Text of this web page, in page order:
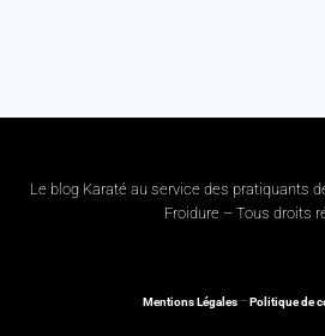
Le blog Karaté au service des pratiquants
Froidure – Tous droits
Mentions Légales –Politique de